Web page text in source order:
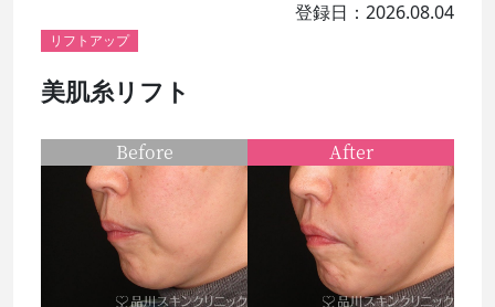
登録日：2026.08.04
リフトアップ
美肌糸リフト
Before After